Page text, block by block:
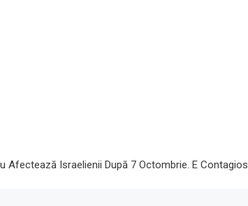
Afectează Israelienii După 7 Octombrie. E Contagios